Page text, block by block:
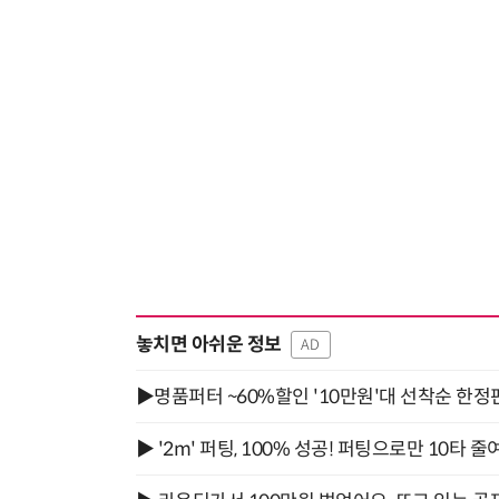
놓치면 아쉬운 정보 AD
▶명품퍼터 ~60%할인 '10만원'대 선착순 한정
▶ '2m' 퍼팅, 100% 성공! 퍼팅으로만 10타 줄